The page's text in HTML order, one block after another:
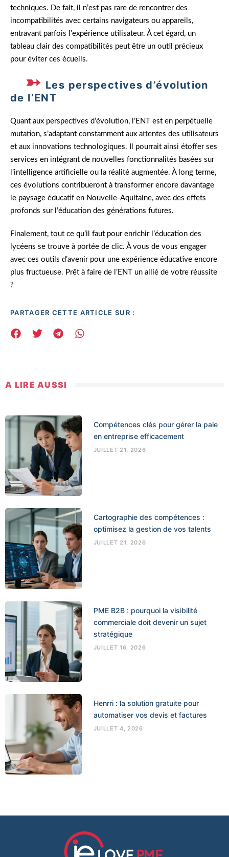
techniques. De fait, il n’est pas rare de rencontrer des
incompatibilités avec certains navigateurs ou appareils,
entravant parfois l’expérience utilisateur. À cet égard, un
tableau clair des compatibilités peut être un outil précieux
pour éviter ces écueils.
Les perspectives d’évolution
de l’ENT
Quant aux perspectives d’évolution, l’ENT est en perpétuelle
mutation, s’adaptant constamment aux attentes des utilisateurs
et aux innovations technologiques. Il pourrait ainsi étoffer ses
services en intégrant de nouvelles fonctionnalités basées sur
l’intelligence artificielle ou la réalité augmentée. À long terme,
ces évolutions contribueront à transformer encore davantage
le paysage éducatif en Nouvelle-Aquitaine, avec des effets
profonds sur l’éducation des générations futures.
Finalement, tout ce qu’il faut pour enrichir l’éducation des
lycéens se trouve à portée de clic. À vous de vous engager
avec ces outils d’avenir pour une expérience éducative encore
plus fructueuse. Prêt à faire de l’ENT un allié de votre réussite
?
PARTAGER CETTE ARTICLE SUR :
A LIRE AUSSI
Compétences clés pour gérer la paie
en entreprise efficacement
JUILLET 21, 2026
Cartographie des compétences :
optimisez la gestion de vos talents
JUILLET 21, 2026
PME B2B : pourquoi la visibilité
commerciale doit devenir un sujet
stratégique
JUILLET 16, 2026
Henrri : la solution gratuite pour
automatiser vos devis et factures
JUILLET 4, 2026